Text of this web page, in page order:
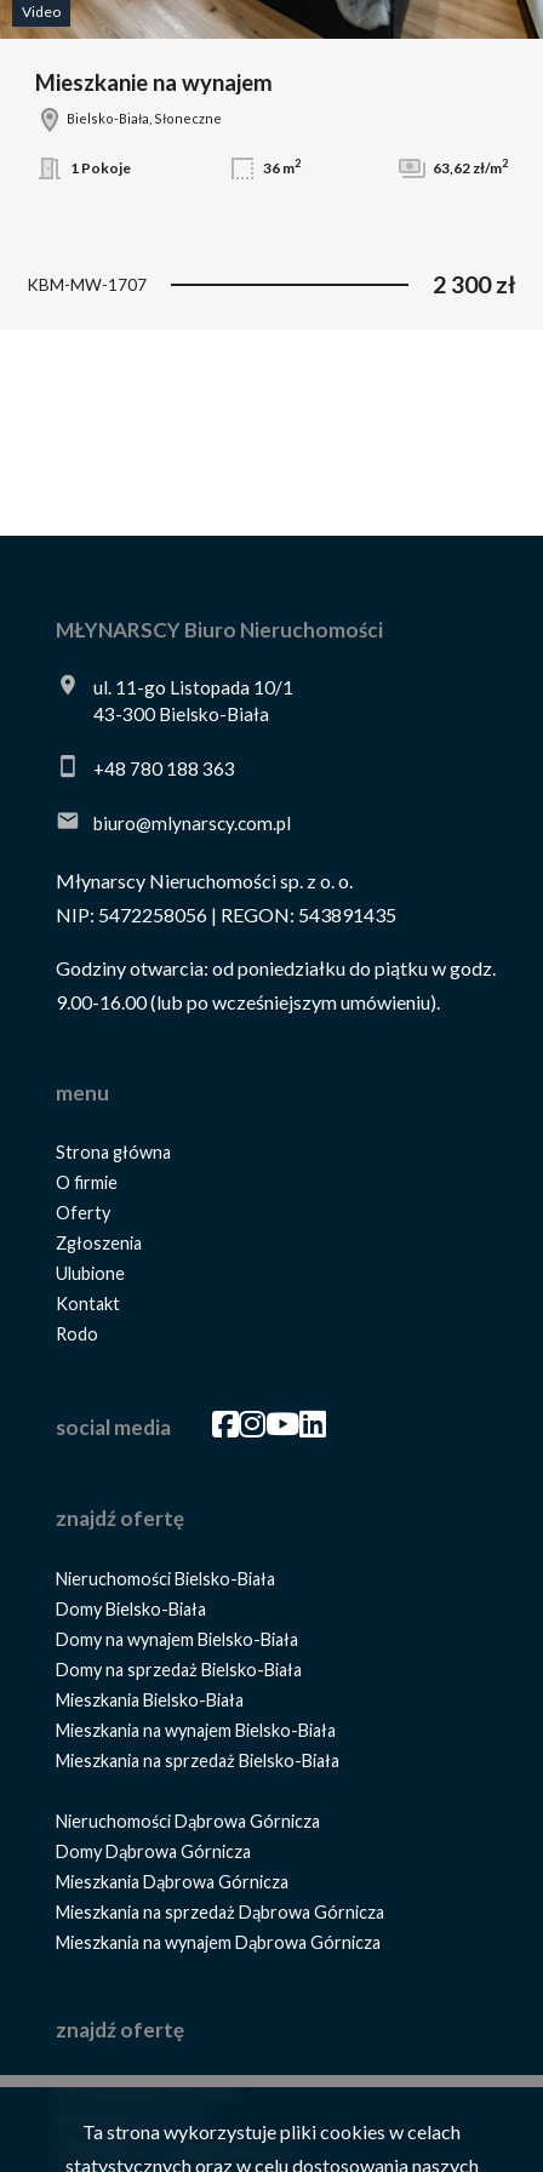
Video
Mieszkanie na wynajem
Bielsko-Biała, Słoneczne
1 Pokoje 36 m2 63,62 zł/m2
KBM-MW-1707 2 300 zł
MŁYNARSCY Biuro Nieruchomości
ul. 11-go Listopada 10/1
43-300 Bielsko-Biała
+48 780 188 363
biuro@mlynarscy.com.pl
Młynarscy Nieruchomości sp. z o. o.
NIP: 5472258056 | REGON: 543891435
Godziny otwarcia: od poniedziałku do piątku w godz.
9.00-16.00 (lub po wcześniejszym umówieniu).
menu
Strona główna
O firmie
Oferty
Zgłoszenia
Ulubione
Kontakt
Rodo
social media Facebook
Facebook
Facebook
Facebook
znajdź ofertę
Nieruchomości Bielsko-Biała
Domy Bielsko-Biała
Domy na wynajem Bielsko-Biała
Domy na sprzedaż Bielsko-Biała
Mieszkania Bielsko-Biała
Mieszkania na wynajem Bielsko-Biała
Mieszkania na sprzedaż Bielsko-Biała
Nieruchomości Dąbrowa Górnicza
Domy Dąbrowa Górnicza
Mieszkania Dąbrowa Górnicza
Mieszkania na sprzedaż Dąbrowa Górnicza
Mieszkania na wynajem Dąbrowa Górnicza
znajdź ofertę
Nieruchomości Szczyrk
Mieszkania na wynajem Szczyrk
Ta strona wykorzystuje pliki cookies w celach
statystycznych oraz w celu dostosowania naszych